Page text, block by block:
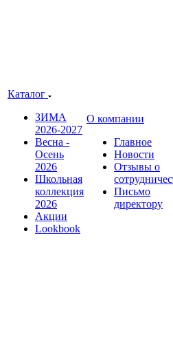
Каталог
ЗИМА
2026-2027
Весна -
Осень
2026
Школьная
коллекция
2026
Акции
Lookbook
О компании
Главное
Новости
Отзывы о
Письмо
директору